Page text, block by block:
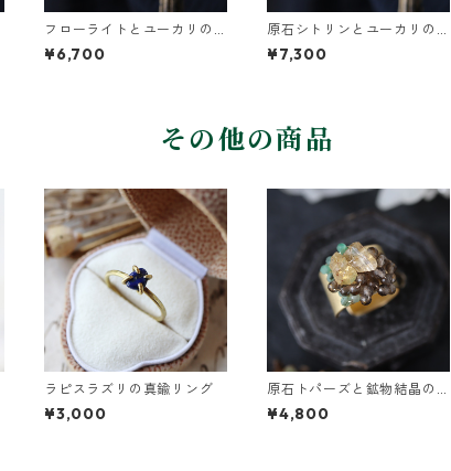
フローライトとユーカリの
葉ピアス
¥6,700
原石シトリンとユーカリの
葉のピアス
¥7,300
その他の商品
ラピスラズリの真鍮リング
¥3,000
原石トパーズと鉱物結晶の
真鍮幅広イヤーカフ
¥4,800